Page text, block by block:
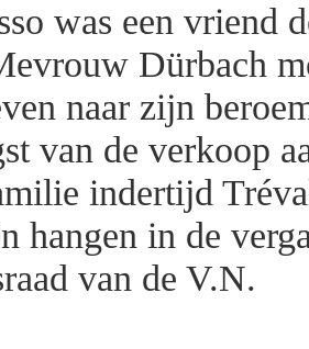
was een vriend
Dürbach
naar zijn
van de verkoop
indertijd
hangen in de
van de V.N.